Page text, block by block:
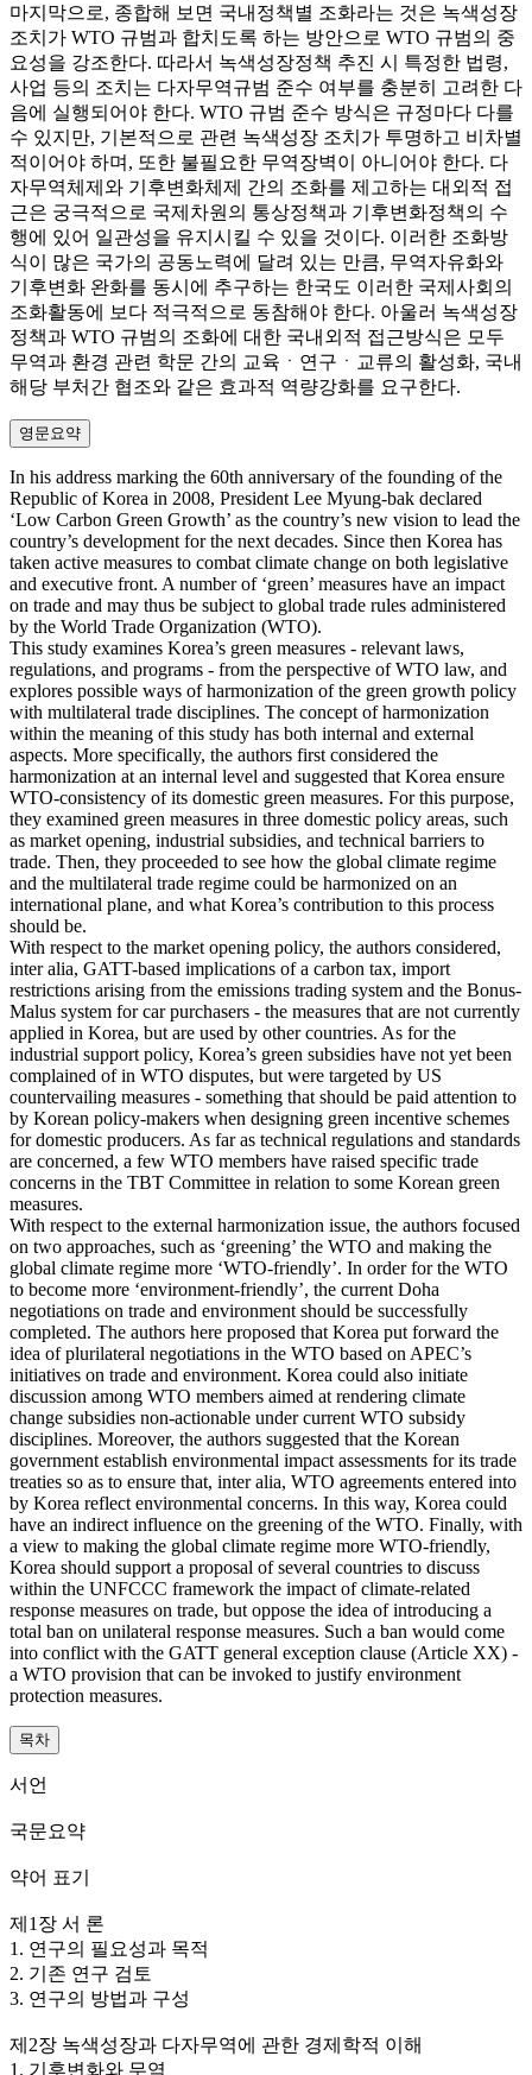
마지막으로, 종합해 보면 국내정책별 조화라는 것은 녹색성장
조치가 WTO 규범과 합치도록 하는 방안으로 WTO 규범의 중
요성을 강조한다. 따라서 녹색성장정책 추진 시 특정한 법령,
사업 등의 조치는 다자무역규범 준수 여부를 충분히 고려한 다
음에 실행되어야 한다. WTO 규범 준수 방식은 규정마다 다를
수 있지만, 기본적으로 관련 녹색성장 조치가 투명하고 비차별
적이어야 하며, 또한 불필요한 무역장벽이 아니어야 한다. 다
자무역체제와 기후변화체제 간의 조화를 제고하는 대외적 접
근은 궁극적으로 국제차원의 통상정책과 기후변화정책의 수
행에 있어 일관성을 유지시킬 수 있을 것이다. 이러한 조화방
식이 많은 국가의 공동노력에 달려 있는 만큼, 무역자유화와
기후변화 완화를 동시에 추구하는 한국도 이러한 국제사회의
조화활동에 보다 적극적으로 동참해야 한다. 아울러 녹색성장
정책과 WTO 규범의 조화에 대한 국내외적 접근방식은 모두
무역과 환경 관련 학문 간의 교육ㆍ연구ㆍ교류의 활성화, 국내
해당 부처간 협조와 같은 효과적 역량강화를 요구한다.
영문요약
In his address marking the 60th anniversary of the founding of the
Republic of Korea in 2008, President Lee Myung-bak declared
‘Low Carbon Green Growth’ as the country’s new vision to lead the
country’s development for the next decades. Since then Korea has
taken active measures to combat climate change on both legislative
and executive front. A number of ‘green’ measures have an impact
on trade and may thus be subject to global trade rules administered
by the World Trade Organization (WTO).
This study examines Korea’s green measures - relevant laws,
regulations, and programs - from the perspective of WTO law, and
explores possible ways of harmonization of the green growth policy
with multilateral trade disciplines. The concept of harmonization
within the meaning of this study has both internal and external
aspects. More specifically, the authors first considered the
harmonization at an internal level and suggested that Korea ensure
WTO-consistency of its domestic green measures. For this purpose,
they examined green measures in three domestic policy areas, such
as market opening, industrial subsidies, and technical barriers to
trade. Then, they proceeded to see how the global climate regime
and the multilateral trade regime could be harmonized on an
international plane, and what Korea’s contribution to this process
should be.
With respect to the market opening policy, the authors considered,
inter alia, GATT-based implications of a carbon tax, import
restrictions arising from the emissions trading system and the Bonus-
Malus system for car purchasers - the measures that are not currently
applied in Korea, but are used by other countries. As for the
industrial support policy, Korea’s green subsidies have not yet been
complained of in WTO disputes, but were targeted by US
countervailing measures - something that should be paid attention to
by Korean policy-makers when designing green incentive schemes
for domestic producers. As far as technical regulations and standards
are concerned, a few WTO members have raised specific trade
concerns in the TBT Committee in relation to some Korean green
measures.
With respect to the external harmonization issue, the authors focused
on two approaches, such as ‘greening’ the WTO and making the
global climate regime more ‘WTO-friendly’. In order for the WTO
to become more ‘environment-friendly’, the current Doha
negotiations on trade and environment should be successfully
completed. The authors here proposed that Korea put forward the
idea of plurilateral negotiations in the WTO based on APEC’s
initiatives on trade and environment. Korea could also initiate
discussion among WTO members aimed at rendering climate
change subsidies non-actionable under current WTO subsidy
disciplines. Moreover, the authors suggested that the Korean
government establish environmental impact assessments for its trade
treaties so as to ensure that, inter alia, WTO agreements entered into
by Korea reflect environmental concerns. In this way, Korea could
have an indirect influence on the greening of the WTO. Finally, with
a view to making the global climate regime more WTO-friendly,
Korea should support a proposal of several countries to discuss
within the UNFCCC framework the impact of climate-related
response measures on trade, but oppose the idea of introducing a
total ban on unilateral response measures. Such a ban would come
into conflict with the GATT general exception clause (Article XX) -
a WTO provision that can be invoked to justify environment
protection measures.
목차
서언
국문요약
약어 표기
제1장 서 론
1. 연구의 필요성과 목적
2. 기존 연구 검토
3. 연구의 방법과 구성
제2장 녹색성장과 다자무역에 관한 경제학적 이해
1. 기후변화와 무역